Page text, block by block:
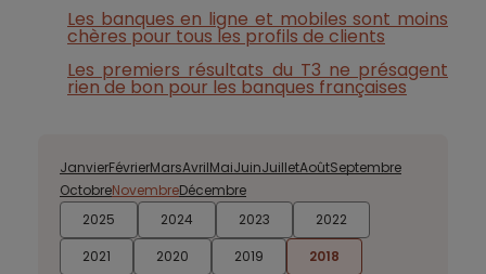
Les banques en ligne et mobiles sont moins
chères pour tous les profils de clients
Les premiers résultats du T3 ne présagent
rien de bon pour les banques françaises
2025 2024 2023
2022
2021
2020 2019 2018
JanvierFévrierMarsAvrilMaiJuinJuilletAoûtSeptembre
OctobreNovembreDécembre